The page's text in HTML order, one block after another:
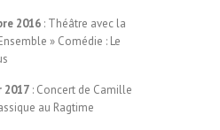
2016 : Théâtre avec la
» Comédie : Le
2017 : Concert de Camille
au Ragtime